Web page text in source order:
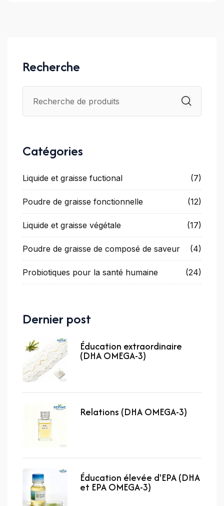
Recherche
Catégories
Liquide et graisse fuctional (7)
Poudre de graisse fonctionnelle (12)
Liquide et graisse végétale (17)
Poudre de graisse de composé de saveur (4)
Probiotiques pour la santé humaine (24)
Dernier post
Éducation extraordinaire
(DHA OMEGA-3)
Relations (DHA OMEGA-3)
Éducation élevée d'EPA (DHA
et EPA OMEGA-3)